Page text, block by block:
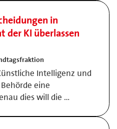
in
der KI überlassen
Intelligenz und
eine
dies will die …